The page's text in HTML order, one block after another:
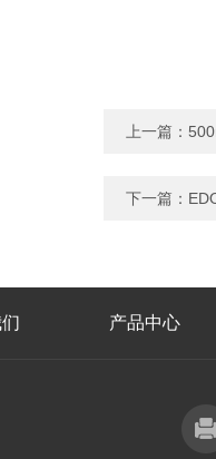
上一篇：
下一篇：
产品中心